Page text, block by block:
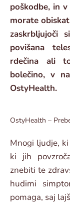
poškodbe, in
morate
zaskrbljujoči
povišana
rdečina ali
bolečino, v
OstyHealth.
OstyHealth –
Mnogi ljudje,
ki jih
znebiti te
hudimi
pomaga, saj